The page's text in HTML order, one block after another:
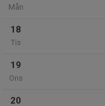
Mån
18
Tis
19
Ons
20